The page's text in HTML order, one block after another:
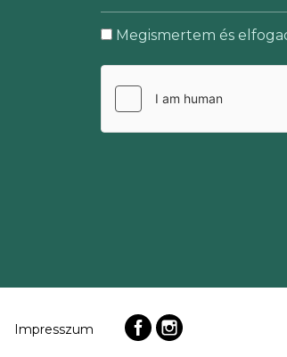
Megismertem és
Impresszum